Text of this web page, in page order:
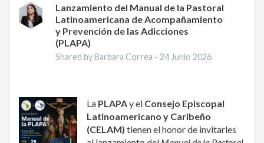
Latinoamericana
de
Acompañamiento
y
Prevención
Adicciones
Lanzamiento del Manual de la Pastoral
Latinoamericana de Acompañamiento
y Prevención de las Adicciones
(PLAPA)
Shared by Barbara Correa -24 Junio 2026
La PLAPAy el Consejo Episcopal
Latinoamericano y Caribeño
(CELAM) tienen el honor de invitarles